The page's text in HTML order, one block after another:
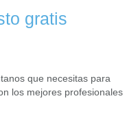
gratis
que necesitas para
los mejores profesionales